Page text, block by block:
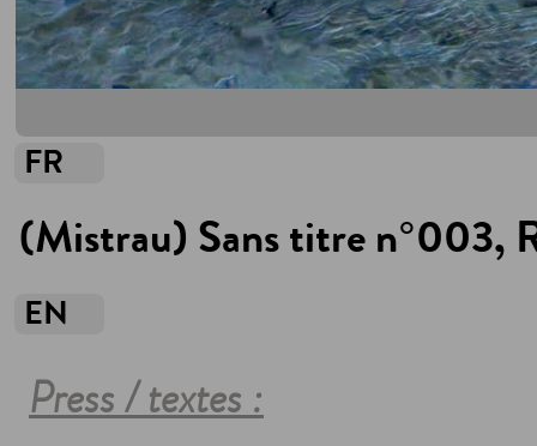
FR
(Mistrau) Sans titre n°003,
EN
Press / textes :